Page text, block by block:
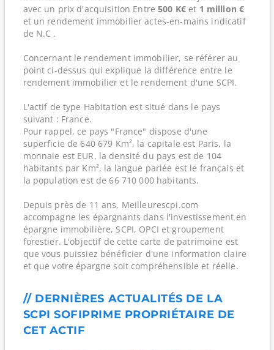
avec un prix d'acquisition Entre500 K€et 1 million €
et un rendement immobilier actes-en-mains indicatif
de N.C .
Concernant le rendement immobilier, se référer au
point ci-dessus qui explique la différence entre le
rendement immobilier et le rendement d'une SCPI.
L'actif de type Habitation est situé dans le pays
suivant : France.
Pour rappel, ce pays "France" dispose d'une
superficie de 640 679 Km², la capitale est Paris, la
monnaie est EUR, la densité du pays est de 104
habitants par Km², la langue parlée est le français et
la population est de 66 710 000 habitants.
Depuis près de 11 ans, Meilleurescpi.com
accompagne les épargnants dans l'investissement en
épargne immobilière, SCPI, OPCI et groupement
forestier. L'objectif de cette carte de patrimoine est
que vous puissiez bénéficier d'une information claire
et que votre épargne soit compréhensible et réelle.
// DERNIÈRES ACTUALITÉS DE LA
SCPI SOFIPRIME PROPRIÉTAIRE DE
CET ACTIF